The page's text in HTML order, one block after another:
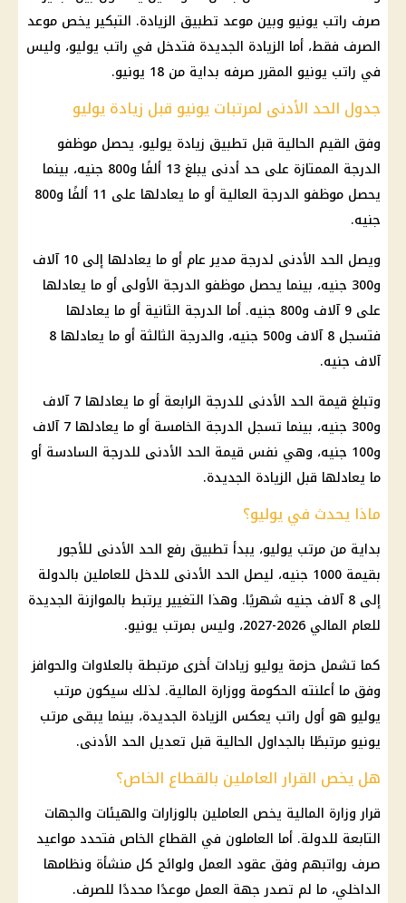
صرف راتب يونيو وبين موعد تطبيق الزيادة. التبكير يخص موعد
الصرف فقط، أما الزيادة الجديدة فتدخل في راتب يوليو، وليس
في راتب يونيو المقرر صرفه بداية من 18 يونيو.
جدول الحد الأدنى لمرتبات يونيو قبل زيادة يوليو
وفق القيم الحالية قبل تطبيق زيادة يوليو، يحصل موظفو
الدرجة الممتازة على حد أدنى يبلغ 13 ألفًا و800 جنيه، بينما
يحصل موظفو الدرجة العالية أو ما يعادلها على 11 ألفًا و800
جنيه.
ويصل الحد الأدنى لدرجة مدير عام أو ما يعادلها إلى 10 آلاف
و300 جنيه، بينما يحصل موظفو الدرجة الأولى أو ما يعادلها
على 9 آلاف و800 جنيه. أما الدرجة الثانية أو ما يعادلها
فتسجل 8 آلاف و500 جنيه، والدرجة الثالثة أو ما يعادلها 8
آلاف جنيه.
وتبلغ قيمة الحد الأدنى للدرجة الرابعة أو ما يعادلها 7 آلاف
و300 جنيه، بينما تسجل الدرجة الخامسة أو ما يعادلها 7 آلاف
و100 جنيه، وهي نفس قيمة الحد الأدنى للدرجة السادسة أو
ما يعادلها قبل الزيادة الجديدة.
ماذا يحدث في يوليو؟
بداية من مرتب يوليو، يبدأ تطبيق رفع الحد الأدنى للأجور
بقيمة 1000 جنيه، ليصل الحد الأدنى للدخل للعاملين بالدولة
إلى 8 آلاف جنيه شهريًا. وهذا التغيير يرتبط بالموازنة الجديدة
للعام المالي 2026-2027، وليس بمرتب يونيو.
كما تشمل حزمة يوليو زيادات أخرى مرتبطة بالعلاوات والحوافز
وفق ما أعلنته الحكومة ووزارة المالية. لذلك سيكون مرتب
يوليو هو أول راتب يعكس الزيادة الجديدة، بينما يبقى مرتب
يونيو مرتبطًا بالجداول الحالية قبل تعديل الحد الأدنى.
هل يخص القرار العاملين بالقطاع الخاص؟
قراروزارة المالية يخص العاملين بالوزارات والهيئات والجهات
التابعة للدولة. أما العاملون في القطاع الخاص فتحدد مواعيد
صرف رواتبهم وفق عقود العمل ولوائح كل منشأة ونظامها
الداخلي، ما لم تصدر جهة العمل موعدًا محددًا للصرف.